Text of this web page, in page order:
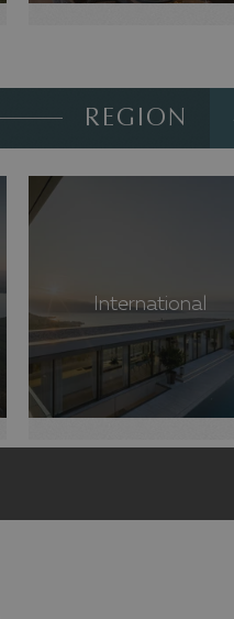
REGION
International